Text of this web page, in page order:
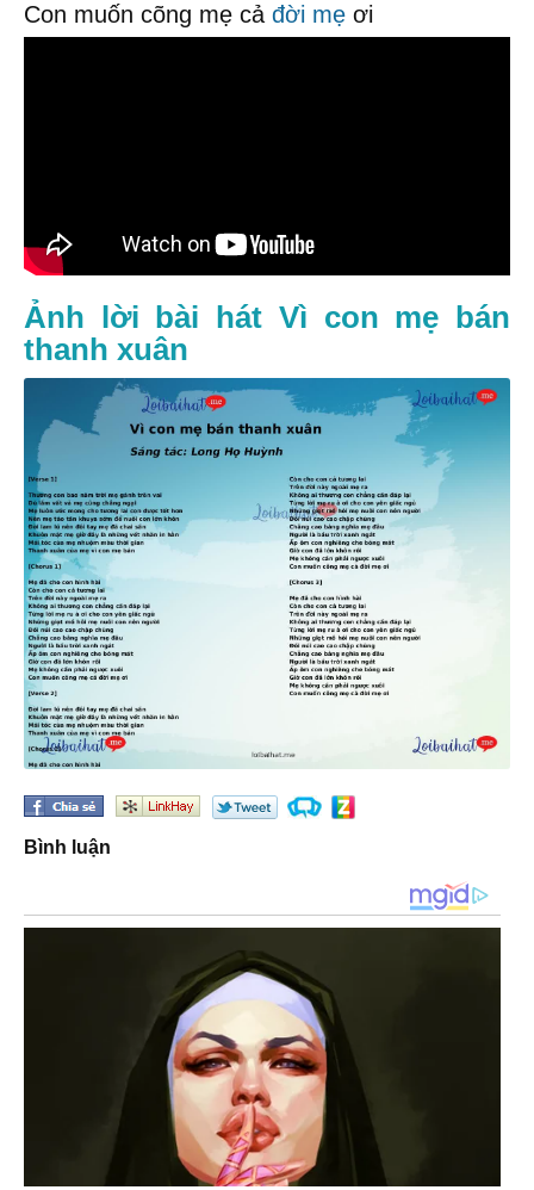
Con muốn cõng mẹ cả đời mẹ ơi
Ảnh lời bài hát Vì con mẹ bán
thanh xuân
Bình luận